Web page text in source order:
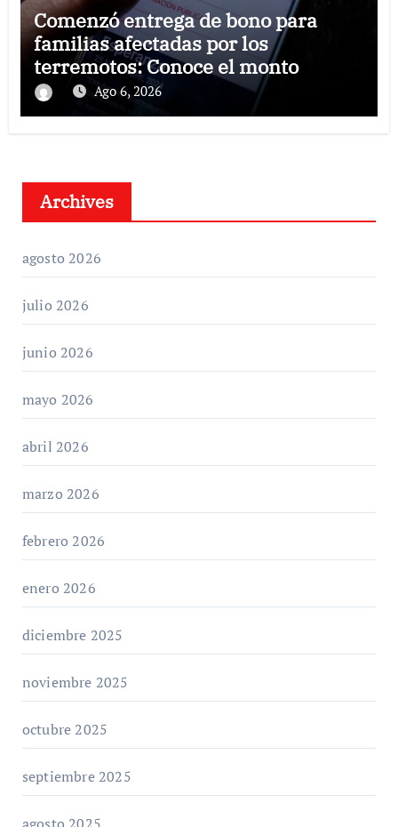
Comenzó entrega de bono para
familias afectadas por los
terremotos: Conoce el monto
Ago 6, 2026
Archives
agosto 2026
julio 2026
junio 2026
mayo 2026
abril 2026
marzo 2026
febrero 2026
enero 2026
diciembre 2025
noviembre 2025
octubre 2025
septiembre 2025